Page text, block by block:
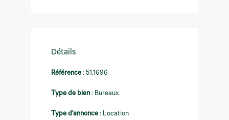
Détails
Référence : 51.1696
Type de bien : Bureaux
Type d'annonce : Location